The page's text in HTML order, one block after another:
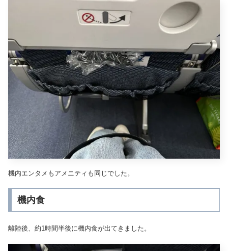
機内エンタメもアメニティも同じでした。
機内食
離陸後、約1時間半後に機内食が出てきました。